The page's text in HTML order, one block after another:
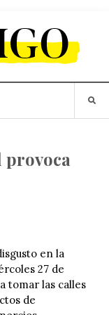
provoca
en la
27 de
tomar las calles
de